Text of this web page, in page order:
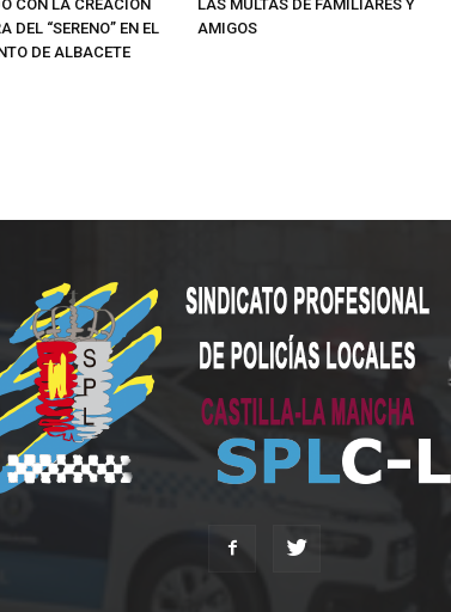
CON LA CREACIÓN
DEL “SERENO” EN EL
DE ALBACETE
LAS MULTAS DE FAMILIARES Y
AMIGOS